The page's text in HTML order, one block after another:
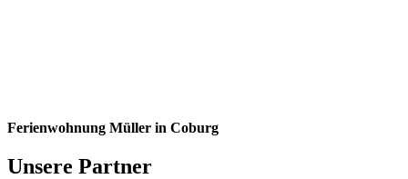
Ferienwohnung Müller in Coburg
Unsere Partner